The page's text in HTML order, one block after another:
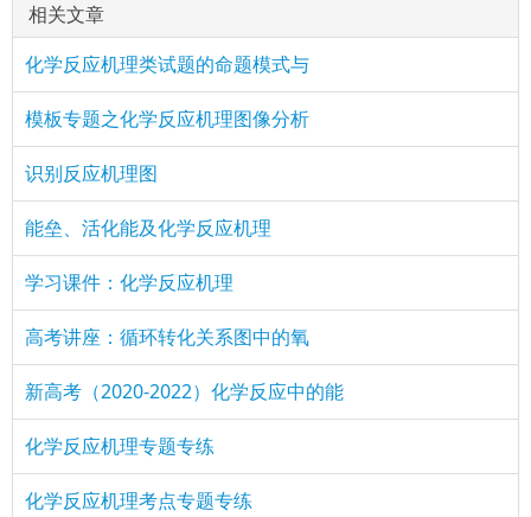
相关文章
化学反应机理类试题的命题模式与
模板专题之化学反应机理图像分析
识别反应机理图
能垒、活化能及化学反应机理
学习课件：化学反应机理
高考讲座：循环转化关系图中的氧
新高考（2020-2022）化学反应中的能
化学反应机理专题专练
化学反应机理考点专题专练